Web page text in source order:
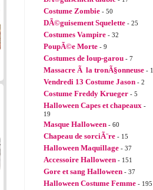
Costume Zombie - 50
DÃ©guisement Squelette - 25
Costumes Vampire - 32
PoupÃ©e Morte - 9
Costumes de loup-garou - 7
Massacre Ã la tronÃ§onneuse - 1
Vendredi 13 Costume Jason - 2
Costume Freddy Krueger - 5
Halloween Capes et chapeaux -
19
Masque Halloween - 60
Chapeau de sorciÃ¨re - 15
Halloween Maquillage - 37
Accessoire Halloween - 151
Gore et sang Halloween - 37
Halloween Costume Femme - 195